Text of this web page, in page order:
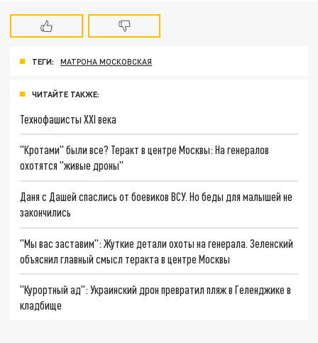
ТЕГИ: МАТРОНА МОСКОВСКАЯ
ЧИТАЙТЕ ТАКЖЕ:
Технофашисты XXI века
"Кротами" были все? Теракт в центре Москвы: На генералов
охотятся "живые дроны"
Даня с Дашей спаслись от боевиков ВСУ. Но беды для малышей не
закончились
"Мы вас заставим": Жуткие детали охоты на генерала. Зеленский
объяснил главный смысл теракта в центре Москвы
"Курортный ад": Украинский дрон превратил пляж в Геленджике в
кладбище